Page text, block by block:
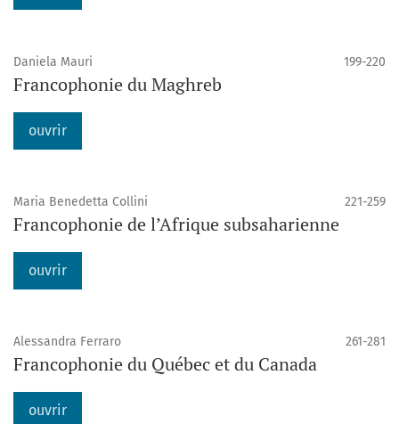
Daniela Mauri 199-220
Francophonie du Maghreb
ouvrir
Maria Benedetta Collini 221-259
Francophonie de l’Afrique subsaharienne
ouvrir
Alessandra Ferraro 261-281
Francophonie du Québec et du Canada
ouvrir